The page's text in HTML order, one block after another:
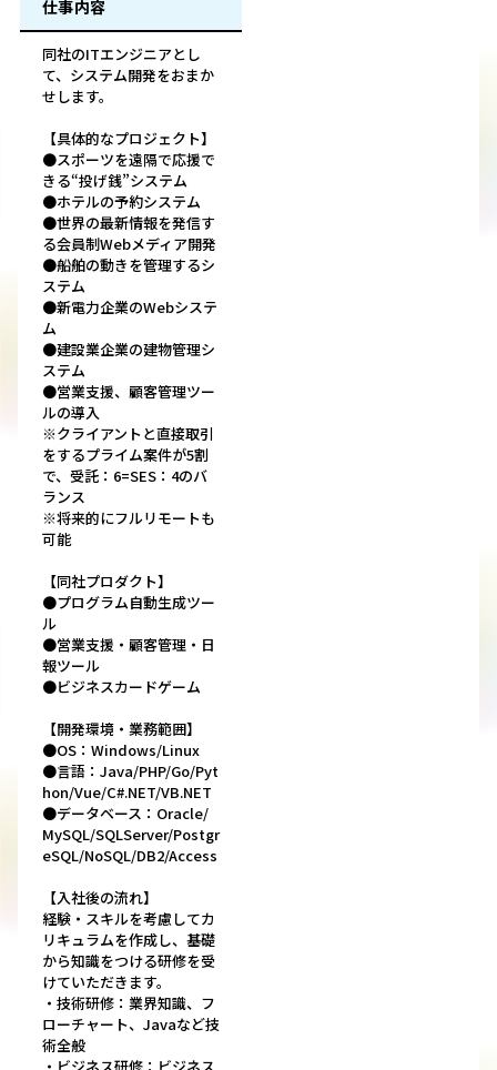
仕事内容
同社のITエンジニアとし
て、システム開発をおまか
せします。
【具体的なプロジェクト】
●スポーツを遠隔で応援で
きる“投げ銭”システム
●ホテルの予約システム
●世界の最新情報を発信す
る会員制Webメディア開発
●船舶の動きを管理するシ
ステム
●新電力企業のWebシステ
ム
●建設業企業の建物管理シ
ステム
●営業支援、顧客管理ツー
ルの導入
※クライアントと直接取引
をするプライム案件が5割
で、受託：6=SES：4のバ
ランス
※将来的にフルリモートも
可能
【同社プロダクト】
●プログラム自動生成ツー
ル
●営業支援・顧客管理・日
報ツール
●ビジネスカードゲーム
【開発環境・業務範囲】
●OS：Windows/Linux
●言語：Java/PHP/Go/Pyt
hon/Vue/C#.NET/VB.NET
●データベース：Oracle/
MySQL/SQLServer/Postgr
eSQL/NoSQL/DB2/Access
【入社後の流れ】
経験・スキルを考慮してカ
リキュラムを作成し、基礎
から知識をつける研修を受
けていただきます。
・技術研修：業界知識、フ
ローチャート、Javaなど技
術全般